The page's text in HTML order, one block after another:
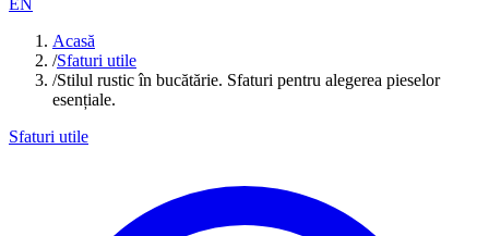
EN
Acasă
/Sfaturi utile
/Stilul rustic în bucătărie. Sfaturi pentru alegerea pieselor
esențiale.
Sfaturi utile